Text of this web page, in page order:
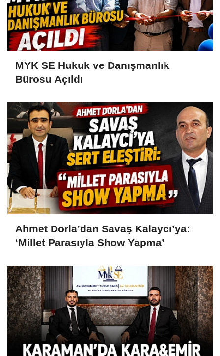
MYK SE Hukuk ve Danışmanlık
Bürosu Açıldı
Ahmet Dorla’dan Savaş Kalaycı’ya:
‘Millet Parasıyla Show Yapma’